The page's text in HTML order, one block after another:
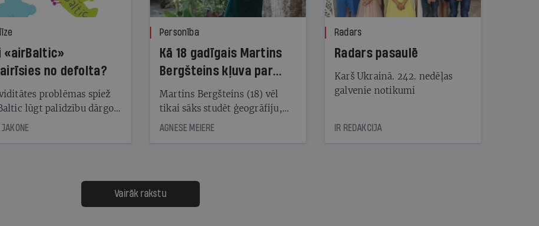
«airBaltic»
no defolta?
problēmas spiež
lūgt palīdzību dārgo
turētājiem, taču
augstos procentus,
jāpārskaita jau trīs dienas
nākamās sapulces
JAKONE
Personība
Kā 18 gadīgais Martins
Bergšteins kļuva par
laika ziņu seju?
Martins Bergšteins (18) vēl
tikai sāks studēt ģeogrāfiju,
bet viņa sacītajam jau uzticas
uzcītīga darba, mammas
atbalsts un drosme turpināt
meteovērojumus arī tad, kad
AGNESE MEIERE
Radars
Radars pasaulē
Karš Ukrainā. 242. nedēļas
galvenie notikumi
IR REDAKCIJA
Vairāk rakstu